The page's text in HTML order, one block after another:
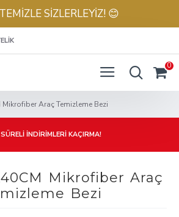
SİZLERLEYİZ! 😊
0
Araç Temizleme Bezi
İNDİRİMLERİ KAÇIRMA!
Mikrofiber Araç
Bezi